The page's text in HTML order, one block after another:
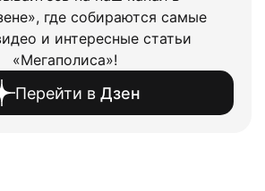
где собираются самые
и интересные статьи
«Мегаполиса»!
Перейти в Дзен